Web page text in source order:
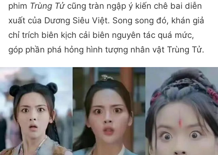
phim Trùng Tửcũng tràn ngập ý kiến chê bai diễn
xuất của Dương Siêu Việt. Song song đó, khán giả
chỉ trích biên kịch cải biên nguyên tác quá mức,
góp phần phá hỏng hình tượng nhân vật Trùng Tử.